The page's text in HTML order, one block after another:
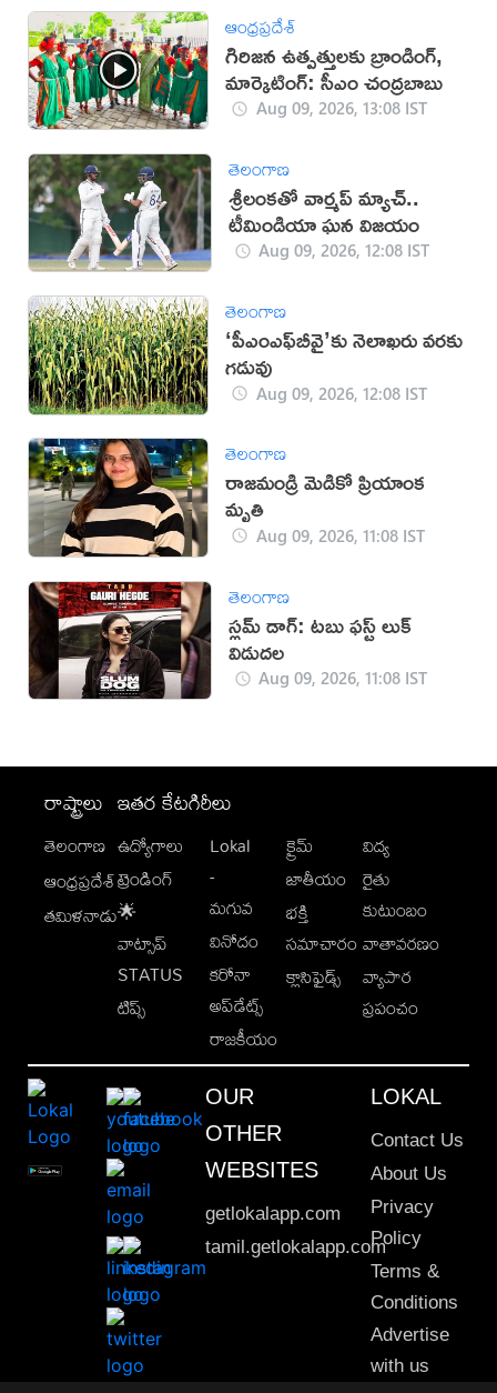
ఆంధ్రప్రదేశ్
గిరిజన ఉత్పత్తులకు బ్రాండింగ్,
మార్కెటింగ్: సీఎం చంద్రబాబు
Aug 09, 2026, 13:08 IST
తెలంగాణ
శ్రీలంకతో వార్మప్‌ మ్యాచ్..
టీమిండియా ఘన విజయం
Aug 09, 2026, 12:08 IST
తెలంగాణ
‘పీఎంఎఫ్‌బీవై’కు నెలాఖరు వరకు
గడువు
Aug 09, 2026, 12:08 IST
తెలంగాణ
రాజమండ్రి మెడికో ప్రియాంక
మృతి
Aug 09, 2026, 11:08 IST
తెలంగాణ
స్లమ్ డాగ్: టబు ఫస్ట్ లుక్
విడుదల
Aug 09, 2026, 11:08 IST
రాష్ట్రాలు
తెలంగాణ
ఆంధ్రప్రదేశ్
తమిళనాడు
ఇతర కేటగిరీలు
ఉద్యోగాలు
ట్రెండింగ్
🌟
వాట్సాప్
STATUS
టిప్స్
Lokal
-
మగువ
వినోదం
కరోనా
అప్‌డేట్స్
రాజకీయం
క్రైమ్
జాతీయం
భక్తి
సమాచారం
క్లాసిఫైడ్స్
విద్య
రైతు
కుటుంబం
వాతావరణం
వ్యాపార
ప్రపంచం
OUR
OTHER
WEBSITES
getlokalapp.com
tamil.getlokalapp.com
LOKAL
Contact Us
About Us
Privacy
Policy
Terms &
Conditions
Advertise
with us